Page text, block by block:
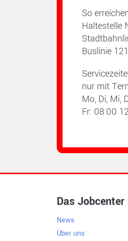
So
Haltestelle
Buslinie
nur mit
Mo, Di, Mi,
Fr: 08:00
Das Jobcenter
News
Über uns